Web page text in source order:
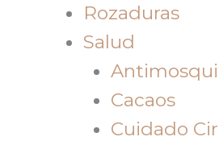
Rozaduras
Salud
Cacaos
Cuidado